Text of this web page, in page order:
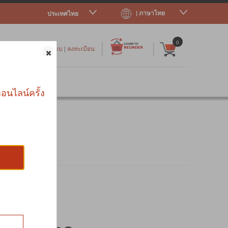
| ภาษาไทย
ประเทศไทย
0
เข้าสู่ระบบ | ลงทะเบียน
นไลน์ครั้ง